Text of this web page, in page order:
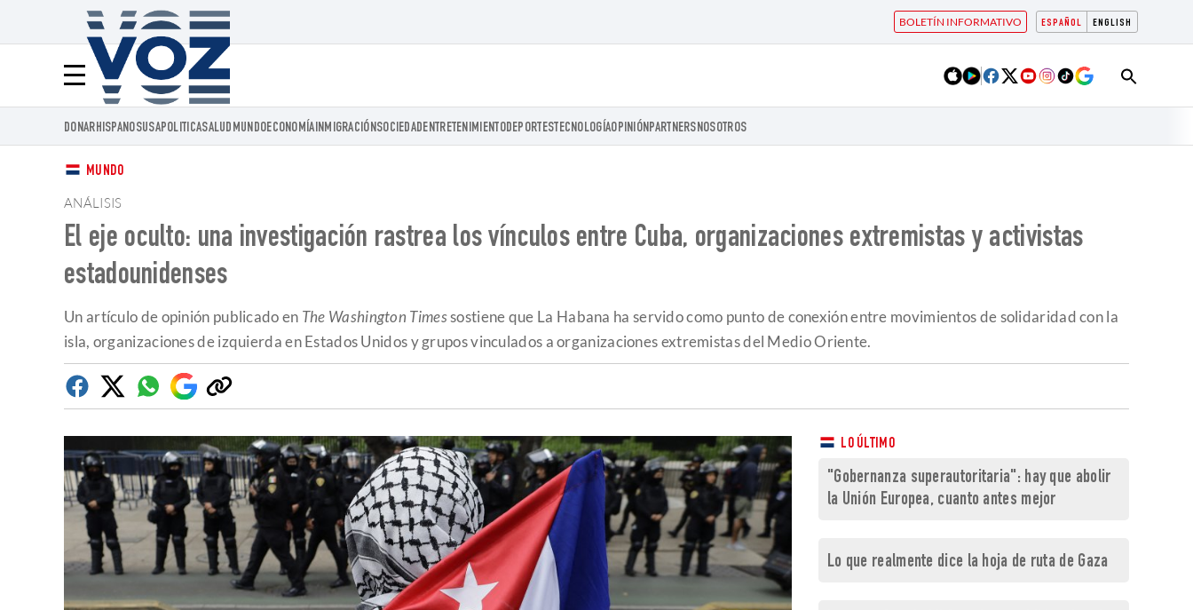
ESPAÑOL ENGLISH
BOLETÍN INFORMATIVO
Menú
Voz.us
DONARHISPANOSUSAPOLITICASALUD MUNDOECONOMÍAINMIGRACIÓNSOCIEDADENTRETENIMIENTODEPORTESTECNOLOGÍAOPINIÓNPARTNERSNOSOTROS
MUNDO
ANÁLISIS
El eje oculto: una investigación rastrea los vínculos entre Cuba, organizaciones extremistas y activistas
estadounidenses
Un artículo de opinión publicado en The Washington Timessostiene que La Habana ha servido como punto de conexión entre movimientos de solidaridad con la
isla, organizaciones de izquierda en Estados Unidos y grupos vinculados a organizaciones extremistas del Medio Oriente.
Facebook
TwitterWhatsapp
Google
Discover
Copiar
enlace
LO ÚLTIMO
"Gobernanza superautoritaria": hay que abolir
la Unión Europea, cuanto antes mejor
Lo que realmente dice la hoja de ruta de Gaza